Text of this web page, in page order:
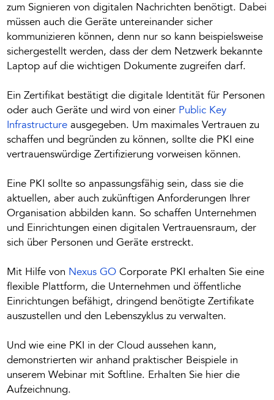
zum Signieren von digitalen Nachrichten benötigt. Dabei
müssen auch die Geräte untereinander sicher
kommunizieren können, denn nur so kann beispielsweise
sichergestellt werden, dass der dem Netzwerk bekannte
Laptop auf die wichtigen Dokumente zugreifen darf.
Ein Zertifikat bestätigt die digitale Identität für Personen
oder auch Geräte und wird von einer Public Key
Infrastructure ausgegeben. Um maximales Vertrauen zu
schaffen und begründen zu können, sollte die PKI eine
vertrauenswürdige Zertifizierung vorweisen können.
Eine PKI sollte so anpassungsfähig sein, dass sie die
aktuellen, aber auch zukünftigen Anforderungen Ihrer
Organisation abbilden kann. So schaffen Unternehmen
und Einrichtungen einen digitalen Vertrauensraum, der
sich über Personen und Geräte erstreckt.
Mit Hilfe von Nexus GO Corporate PKI erhalten Sie eine
flexible Plattform, die Unternehmen und öffentliche
Einrichtungen befähigt, dringend benötigte Zertifikate
auszustellen und den Lebenszyklus zu verwalten.
Und wie eine PKI in der Cloud aussehen kann,
demonstrierten wir anhand praktischer Beispiele in
unserem Webinar mit Softline. Erhalten Sie hier die
Aufzeichnung.